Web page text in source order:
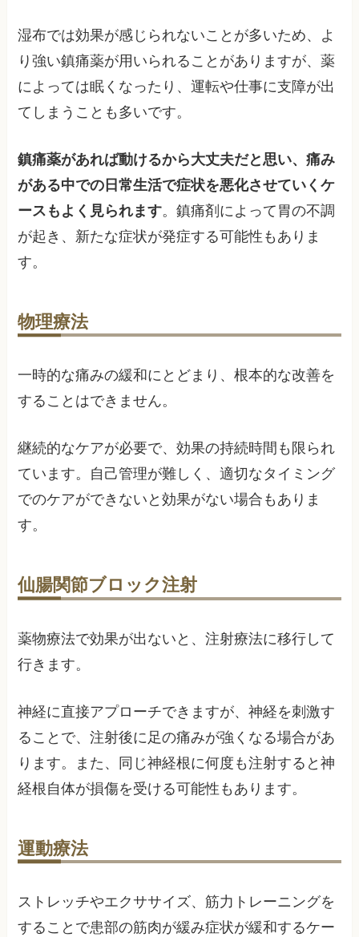
湿布では効果が感じられないことが多いため、よ
り強い鎮痛薬が用いられることがありますが、薬
によっては眠くなったり、運転や仕事に支障が出
てしまうことも多いです。
鎮痛薬があれば動けるから大丈夫だと思い、痛み
がある中での日常生活で症状を悪化させていくケ
ースもよく見られます。鎮痛剤によって胃の不調
が起き、新たな症状が発症する可能性もありま
す。
物理療法
一時的な痛みの緩和にとどまり、根本的な改善を
することはできません。
継続的なケアが必要で、効果の持続時間も限られ
ています。自己管理が難しく、適切なタイミング
でのケアができないと効果がない場合もありま
す。
仙腸関節ブロック注射
薬物療法で効果が出ないと、注射療法に移行して
行きます。
神経に直接アプローチできますが、神経を刺激す
ることで、注射後に足の痛みが強くなる場合があ
ります。また、同じ神経根に何度も注射すると神
経根自体が損傷を受ける可能性もあります。
運動療法
ストレッチやエクササイズ、筋力トレーニングを
することで患部の筋肉が緩み症状が緩和するケー